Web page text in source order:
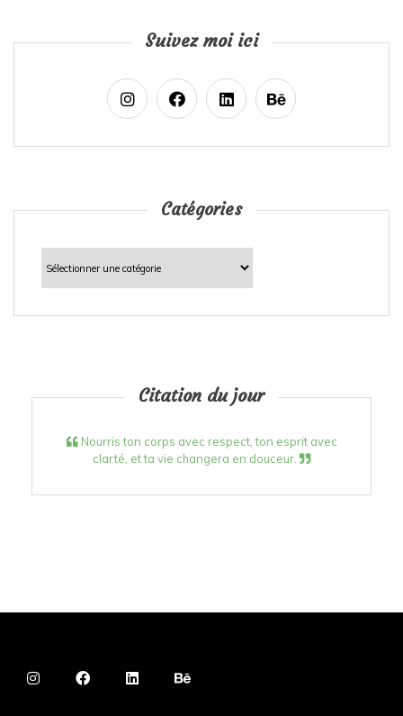
Suivez moi ici
Catégories
Catégories
Citation du jour
Nourris ton corps avec respect, ton esprit avec
clarté, et ta vie changera en douceur.